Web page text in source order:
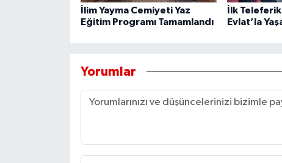
İlim Yayma Cemiyeti Yaz
Eğitim Programı Tamamlandı
İlk
Evlat’la
Yorumlar